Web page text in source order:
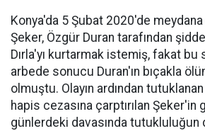
Konya'da 5 Şubat 2020'de
Şeker, Özgür Duran tarafından
Dırla'yı kurtarmak istemiş, fakat bu
arbede sonucu Duran'ın bıçakla
olmuştu. Olayın ardından
hapis cezasına çarptırılan Şeker'in
günlerdeki davasında tutukluluğun